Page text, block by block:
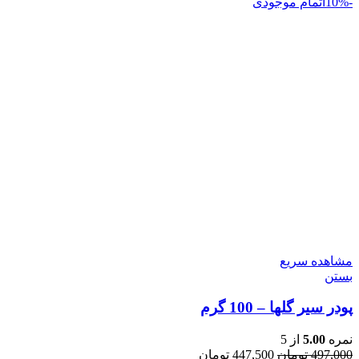
مشاهده سریع
بستن
پودر سیر گلها – 100 گرم
نمره 5.00 از 5
497,000 تومان قیمت
447,500 تومان